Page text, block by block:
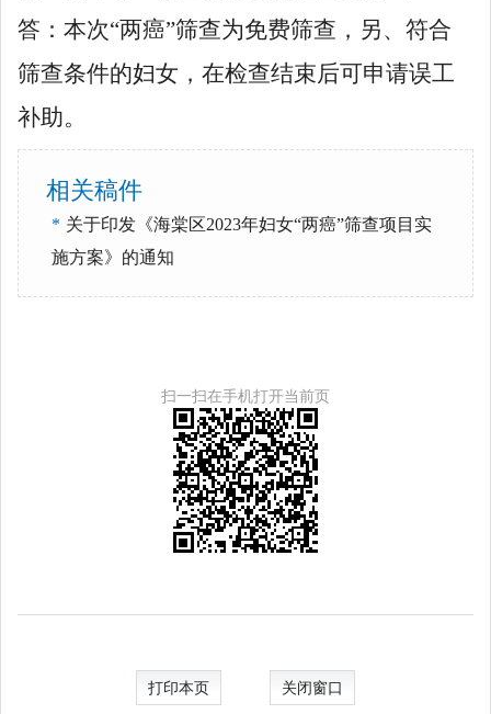
答：本次“两癌”筛查为免费筛查，另、符合
筛查条件的妇女，在检查结束后可申请误工
补助。
相关稿件
* 关于印发《海棠区2023年妇女“两癌”筛查项目实
施方案》的通知
扫一扫在手机打开当前页
打印本页 关闭窗口